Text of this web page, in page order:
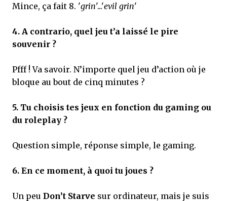
Mince, ça fait 8. 'grin'...'evil grin'
4. A contrario, quel jeu t’a laissé le pire
souvenir ?
Pfff ! Va savoir. N’importe quel jeu d’action où je
bloque au bout de cinq minutes ?
5. Tu choisis tes jeux en fonction du gaming ou
du roleplay ?
Question simple, réponse simple, le gaming.
6. En ce moment, à quoi tu joues ?
Un peu Don’t Starve sur ordinateur, mais je suis